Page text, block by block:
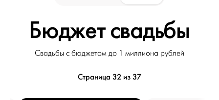
Бюджет свадьбы
Свадьбы с бюджетом до 1 миллиона рублей
Страница 32 из 37